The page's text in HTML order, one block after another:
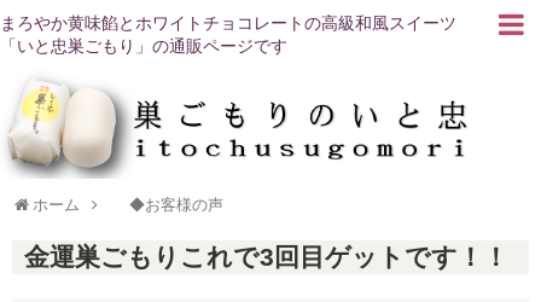
まろやか黄味餡とホワイトチョコレートの高級和風スイーツ
「いと忠巣ごもり」の通販ページです
ホーム ◆お客様の声
金運巣ごもりこれで3回目ゲットです！！